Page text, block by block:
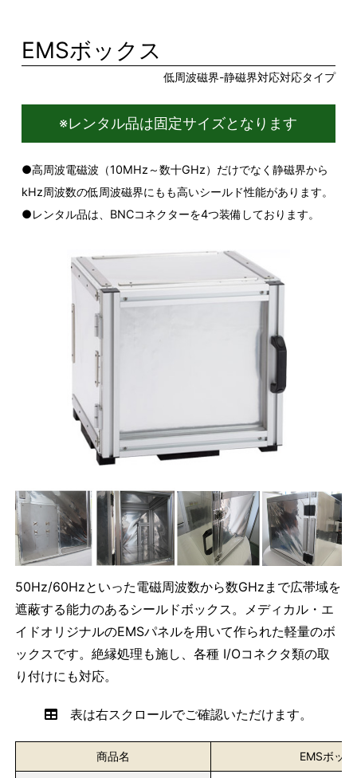
EMSボックス
低周波磁界-静磁界対応対応タイプ
※レンタル品は固定サイズとなります
●高周波電磁波（10MHz～数十GHz）だけでなく静磁界から
kHz周波数の低周波磁界にもも高いシールド性能があります。
●レンタル品は、BNCコネクターを4つ装備しております。
50Hz/60Hzといった電磁周波数から数GHzまで広帯域を
遮蔽する能力のあるシールドボックス。メディカル・エ
イドオリジナルのEMSパネルを用いて作られた軽量のボ
ックスです。絶縁処理も施し、各種 I/Oコネクタ類の取
り付けにも対応。
表は右スクロールでご確認いただけます。
商品名 EMSボッ